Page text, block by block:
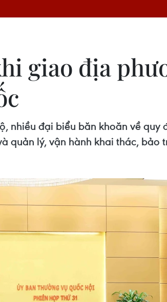
giao địa
nhiều đại biểu băn khoăn về
quản lý, vận hành khai thác, bảo